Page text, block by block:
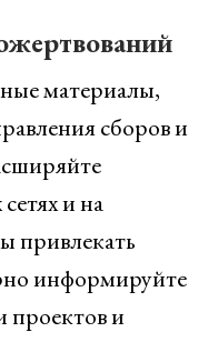
материалы,
сборов и
и на
привлекать
информируйте
проектов и